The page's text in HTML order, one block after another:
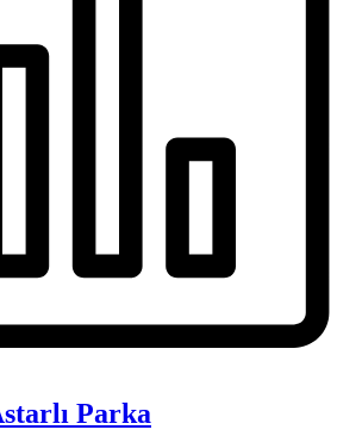
Parka